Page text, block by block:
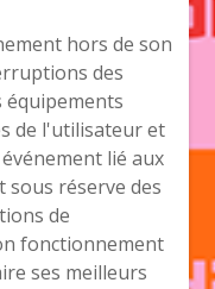
hors de son
des
équipements
de l'utilisateur et
lié aux
sous réserve des
de
fonctionnement
ses meilleurs